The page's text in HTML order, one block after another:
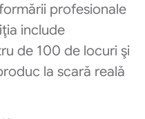
profesionale
include
de 100 de locuri şi
la scară reală